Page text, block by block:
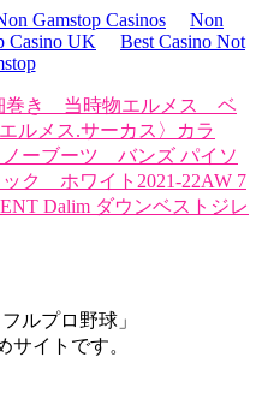
Gamstop Casinos
Non
Casino UK
Best Casino Not
巻き 当時物エルメス ベ
ルメス.サーカス〉カラ
ノーブーツ バンズ パイソ
ク ホワイト 2021-22AW 7
Dalim ダウンベストジレ
ルプロ野球」
サイトです。